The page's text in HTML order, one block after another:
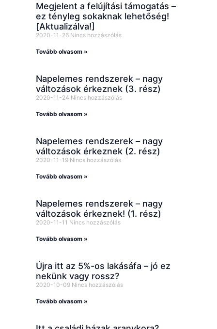
Megjelent a felújítási támogatás –
ez tényleg sokaknak lehetőség!
[Aktualizálva!]
2020-11-26 Nincs hozzászólás
Tovább olvasom »
Napelemes rendszerek – nagy
változások érkeznek (3. rész)
2020-11-24 Nincs hozzászólás
Tovább olvasom »
Napelemes rendszerek – nagy
változások érkeznek (2. rész)
2020-11-19 Nincs hozzászólás
Tovább olvasom »
Napelemes rendszerek – nagy
változások érkeznek! (1. rész)
2020-11-11 Nincs hozzászólás
Tovább olvasom »
Újra itt az 5%-os lakásáfa – jó ez
nekünk vagy rossz?
2020-10-09 Nincs hozzászólás
Tovább olvasom »